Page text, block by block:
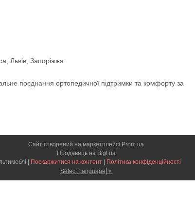
Львів, Запоріжжя
поєднання ортопедичної підтримки та комфорту за
Сайт створений на маркетплейсі Prom.ua
Продавець на Bigl.ua
Поскаржитися на контент
Політика конфіденційності
Select Language ▼